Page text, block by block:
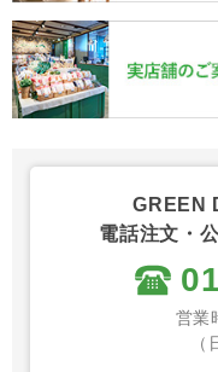
GREEN
電話注文・
営業